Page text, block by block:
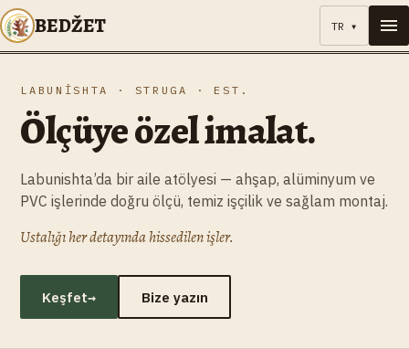
BEDŽET TR ▾
LABUNISHTA · STRUGA · EST.
Ölçüye özel imalat.
Labunishta’da bir aile atölyesi — ahşap, alüminyum ve
PVC işlerinde doğru ölçü, temiz işçilik ve sağlam montaj.
Ustalığı her detayında hissedilen işler.
Keşfet→ Bize yazın